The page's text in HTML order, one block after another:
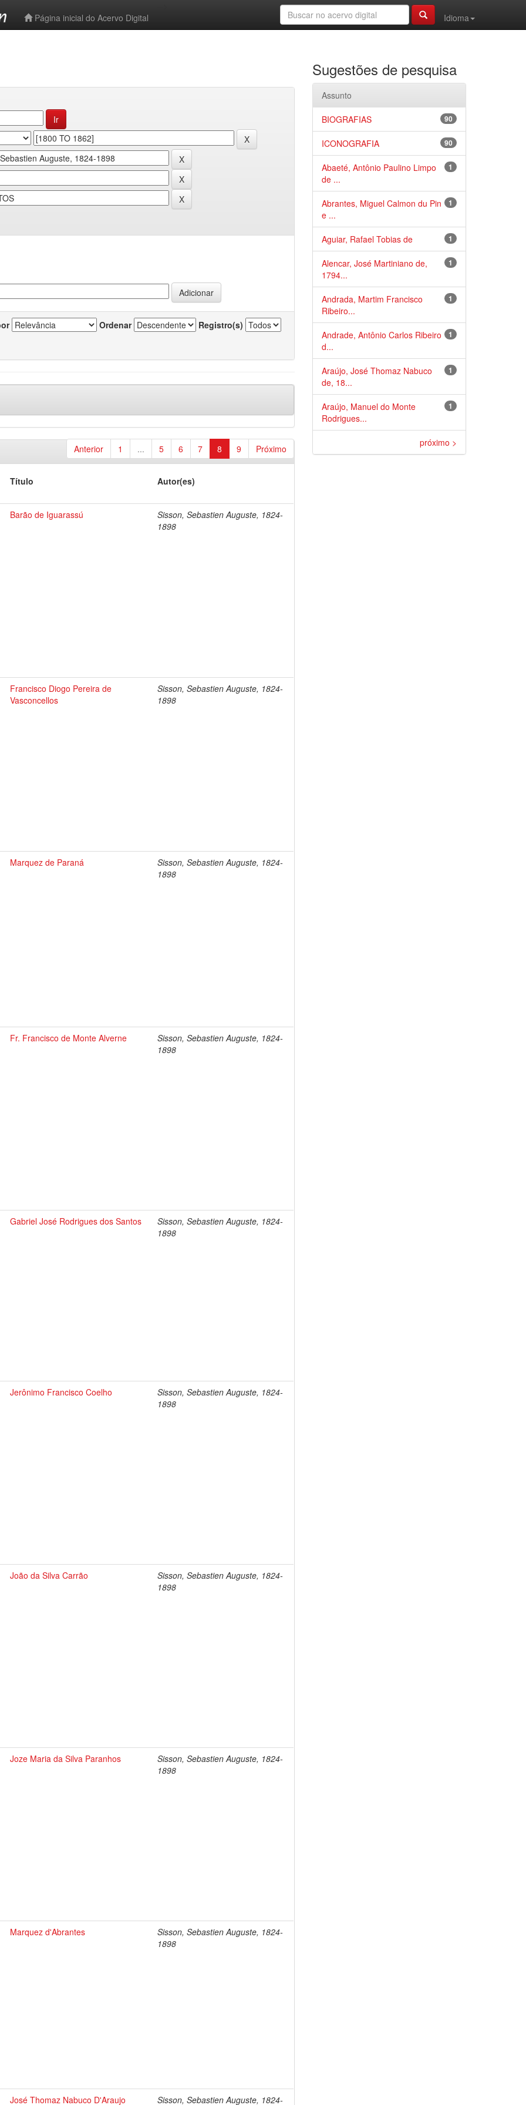
Página inicial do Acervo Digital
Idioma
Ordenar Registro(s)
Anterior 1 ... 5 6 7 8 9 Próximo
Título Autor(es)
Barão de Iguarassú
Sisson, Sebastien Auguste, 1824-
1898
Francisco Diogo Pereira de
Vasconcellos
Sisson, Sebastien Auguste, 1824-
1898
Marquez de Paraná
Sisson, Sebastien Auguste, 1824-
1898
Fr. Francisco de Monte Alverne
Sisson, Sebastien Auguste, 1824-
1898
Gabriel José Rodrigues dos Santos
Sisson, Sebastien Auguste, 1824-
1898
Jerônimo Francisco Coelho
Sisson, Sebastien Auguste, 1824-
1898
João da Silva Carrão
Sisson, Sebastien Auguste, 1824-
1898
Joze Maria da Silva Paranhos
Sisson, Sebastien Auguste, 1824-
1898
Marquez d'Abrantes
Sisson, Sebastien Auguste, 1824-
1898
José Thomaz Nabuco D'Araujo Sisson, Sebastien Auguste, 1824-
Sugestões de pesquisa
Assunto
90
BIOGRAFIAS
90
ICONOGRAFIA
1
Abaeté, Antônio Paulino Limpo
de ...
1
Abrantes, Miguel Calmon du Pin
e ...
1
Aguiar, Rafael Tobias de
1
Alencar, José Martiniano de,
1794...
1
Andrada, Martim Francisco
Ribeiro...
1
Andrade, Antônio Carlos Ribeiro
d...
1
Araújo, José Thomaz Nabuco
de, 18...
1
Araújo, Manuel do Monte
Rodrigues...
próximo >